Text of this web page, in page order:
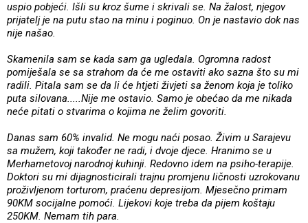
uspio pobjeći. Išli su kroz šume i skrivali se. Na žalost, njegov
prijatelj je na putu stao na minu i poginuo. On je nastavio dok nas
nije našao.
Skamenila sam se kada sam ga ugledala. Ogromna radost
pomiješala se sa strahom da će me ostaviti ako sazna što su mi
radili. Pitala sam se da li će htjeti živjeti sa ženom koja je toliko
puta silovana.....Nije me ostavio. Samo je obećao da me nikada
neće pitati o stvarima o kojima ne želim govoriti.
Danas sam 60% invalid. Ne mogu naći posao. Živim u Sarajevu
sa mužem, koji također ne radi, i dvoje djece. Hranimo se u
Merhametovoj narodnoj kuhinji. Redovno idem na psiho-terapije.
Doktori su mi dijagnosticirali trajnu promjenu ličnosti uzrokovanu
proživljenom torturom, praćenu depresijom. Mjesečno primam
90KM socijalne pomoći. Lijekovi koje treba da pijem koštaju
250KM. Nemam tih para.